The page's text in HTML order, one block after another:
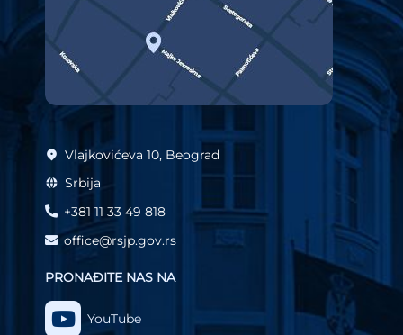
Vlajkovićeva 10, Beograd
Srbija
+381 11 33 49 818
office@rsjp.gov.rs
PRONAĐITE NAS NA
YouTube